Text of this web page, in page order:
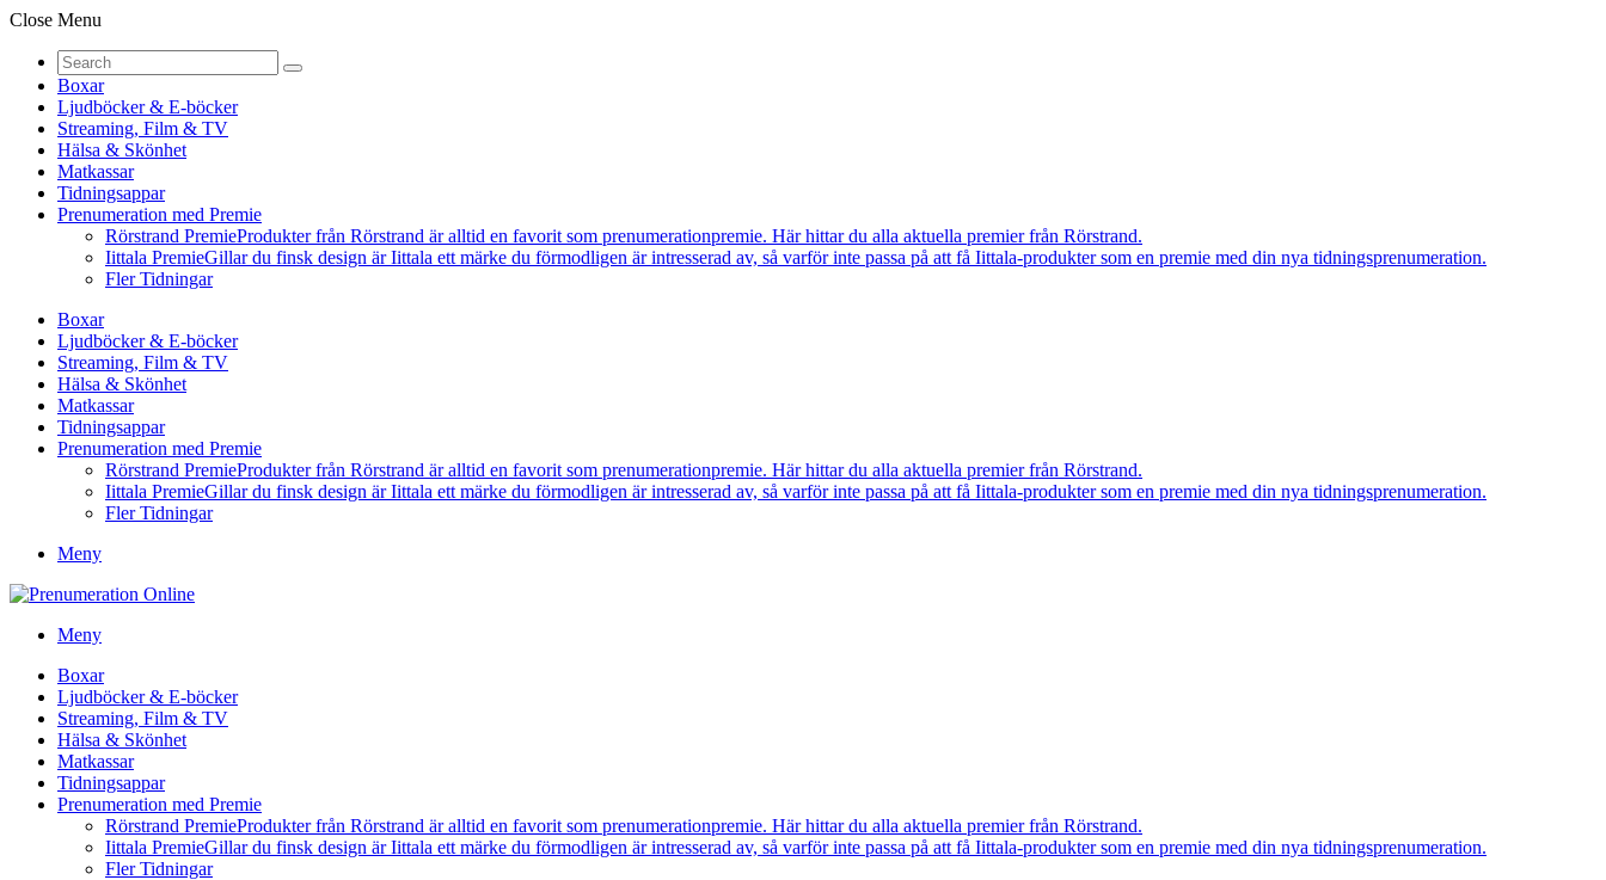
Close Menu
Boxar
Ljudböcker & E-böcker
Streaming, Film & TV
Hälsa & Skönhet
Matkassar
Tidningsappar
Prenumeration med Premie
Rörstrand PremieProdukter från Rörstrand är alltid en favorit som prenumerationpremie. Här hittar du alla aktuella premier från Rörstrand.
Iittala PremieGillar du finsk design är Iittala ett märke du förmodligen är intresserad av, så varför inte passa på att få Iittala-produkter som en premie med din nya tidningsprenumeration.
Fler Tidningar
Boxar
Ljudböcker & E-böcker
Streaming, Film & TV
Hälsa & Skönhet
Matkassar
Tidningsappar
Prenumeration med Premie
Rörstrand PremieProdukter från Rörstrand är alltid en favorit som prenumerationpremie. Här hittar du alla aktuella premier från Rörstrand.
Iittala PremieGillar du finsk design är Iittala ett märke du förmodligen är intresserad av, så varför inte passa på att få Iittala-produkter som en premie med din nya tidningsprenumeration.
Fler Tidningar
Meny
Meny
Boxar
Ljudböcker & E-böcker
Streaming, Film & TV
Hälsa & Skönhet
Matkassar
Tidningsappar
Prenumeration med Premie
Rörstrand PremieProdukter från Rörstrand är alltid en favorit som prenumerationpremie. Här hittar du alla aktuella premier från Rörstrand.
Iittala PremieGillar du finsk design är Iittala ett märke du förmodligen är intresserad av, så varför inte passa på att få Iittala-produkter som en premie med din nya tidningsprenumeration.
Fler Tidningar